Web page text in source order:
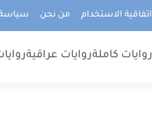
اتفاقية الاستخدام من نحن
روايات كاملةروايات عراقية